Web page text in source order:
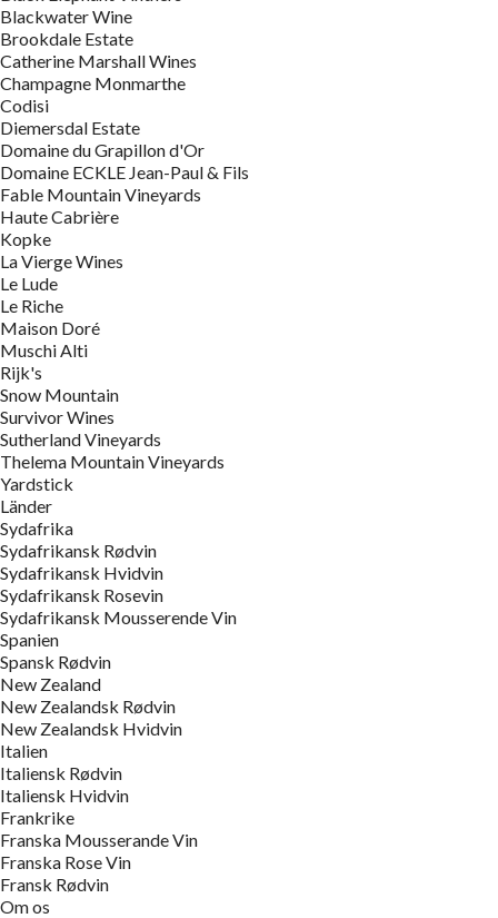
Blackwater Wine
Brookdale Estate
Catherine Marshall Wines
Champagne Monmarthe
Codisi
Diemersdal Estate
Domaine du Grapillon d'Or
Domaine ECKLE Jean-Paul & Fils
Fable Mountain Vineyards
Haute Cabrière
Kopke
La Vierge Wines
Le Lude
Le Riche
Maison Doré
Muschi Alti
Rijk's
Snow Mountain
Survivor Wines
Sutherland Vineyards
Thelema Mountain Vineyards
Yardstick
Länder
Sydafrika
Sydafrikansk Rødvin
Sydafrikansk Hvidvin
Sydafrikansk Rosevin
Sydafrikansk Mousserende Vin
Spanien
Spansk Rødvin
New Zealand
New Zealandsk Rødvin
New Zealandsk Hvidvin
Italien
Italiensk Rødvin
Italiensk Hvidvin
Frankrike
Franska Mousserande Vin
Franska Rose Vin
Fransk Rødvin
Om os